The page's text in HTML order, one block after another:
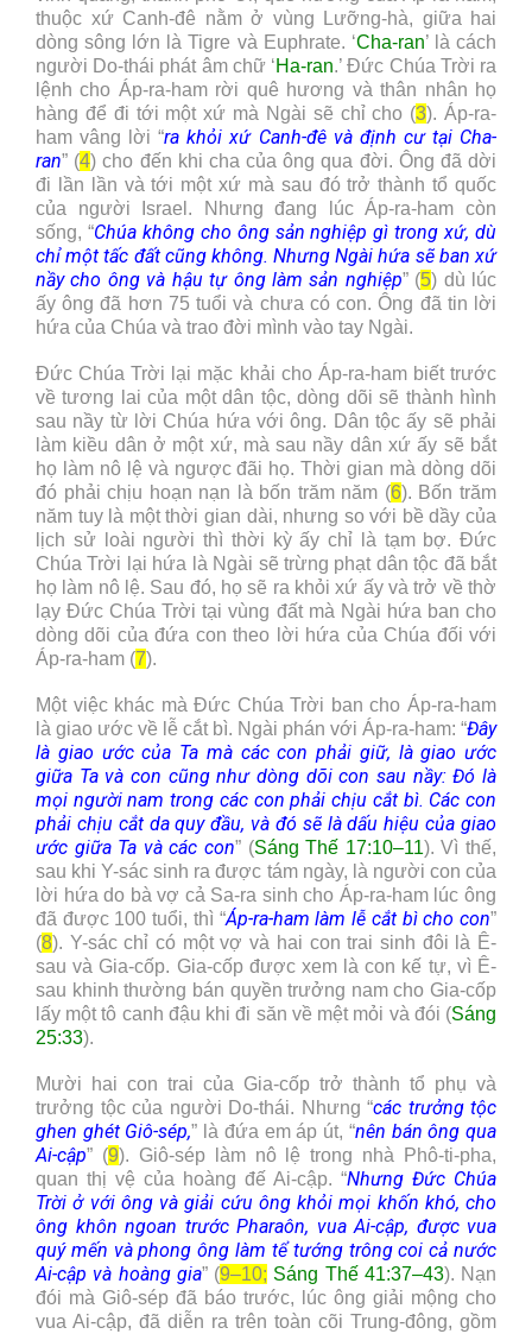
thuộc xứ Canh-đê nằm ở vùng Lưỡng-hà, giữa hai
dòng sông lớn là Tigre và Euphrate. ‘Cha-ran’ là cách
người Do-thái phát âm chữ ‘Ha-ran.’ Đức Chúa Trời ra
lệnh cho Áp-ra-ham rời quê hương và thân nhân họ
hàng để đi tới một xứ mà Ngài sẽ chỉ cho (3). Áp-ra-
ham vâng lời “ra khỏi xứ Canh-đê và định cư tại Cha-
ran” (4) cho đến khi cha của ông qua đời. Ông đã dời
đi lần lần và tới một xứ mà sau đó trở thành tổ quốc
của người Israel. Nhưng đang lúc Áp-ra-ham còn
sống, “Chúa không cho ông sản nghiệp gì trong xứ, dù
chỉ một tấc đất cũng không. Nhưng Ngài hứa sẽ ban xứ
nầy cho ông và hậu tự ông làm sản nghiệp” (5) dù lúc
ấy ông đã hơn 75 tuổi và chưa có con. Ông đã tin lời
hứa của Chúa và trao đời mình vào tay Ngài.
Đức Chúa Trời lại mặc khải cho Áp-ra-ham biết trước
về tương lai của một dân tộc, dòng dõi sẽ thành hình
sau nầy từ lời Chúa hứa với ông. Dân tộc ấy sẽ phải
làm kiều dân ở một xứ, mà sau nầy dân xứ ấy sẽ bắt
họ làm nô lệ và ngược đãi họ. Thời gian mà dòng dõi
đó phải chịu hoạn nạn là bốn trăm năm (6). Bốn trăm
năm tuy là một thời gian dài, nhưng so với bề dầy của
lịch sử loài người thì thời kỳ ấy chỉ là tạm bợ. Đức
Chúa Trời lại hứa là Ngài sẽ trừng phạt dân tộc đã bắt
họ làm nô lệ. Sau đó, họ sẽ ra khỏi xứ ấy và trở về thờ
lạy Đức Chúa Trời tại vùng đất mà Ngài hứa ban cho
dòng dõi của đứa con theo lời hứa của Chúa đối với
Áp-ra-ham (7).
Một việc khác mà Đức Chúa Trời ban cho Áp-ra-ham
là giao ước về lễ cắt bì. Ngài phán với Áp-ra-ham: “Đây
là giao ước của Ta mà các con phải giữ, là giao ước
giữa Ta và con cũng như dòng dõi con sau nầy: Đó là
mọi người nam trong các con phải chịu cắt bì. Các con
phải chịu cắt da quy đầu, và đó sẽ là dấu hiệu của giao
ước giữa Ta và các con” (Sáng Thế 17:10–11). Vì thế,
sau khi Y-sác sinh ra được tám ngày, là người con của
lời hứa do bà vợ cả Sa-ra sinh cho Áp-ra-ham lúc ông
đã được 100 tuổi, thì “Áp-ra-ham làm lễ cắt bì cho con”
(8). Y-sác chỉ có một vợ và hai con trai sinh đôi là Ê-
sau và Gia-cốp. Gia-cốp được xem là con kế tự, vì Ê-
sau khinh thường bán quyền trưởng nam cho Gia-cốp
lấy một tô canh đậu khi đi săn về mệt mỏi và đói (Sáng
25:33).
Mười hai con trai của Gia-cốp trở thành tổ phụ và
trưởng tộc của người Do-thái. Nhưng “các trưởng tộc
ghen ghét Giô-sép,” là đứa em áp út, “nên bán ông qua
Ai-cập” (9). Giô-sép làm nô lệ trong nhà Phô-ti-pha,
quan thị vệ của hoàng đế Ai-cập. “Nhưng Đức Chúa
Trời ở với ông và giải cứu ông khỏi mọi khốn khó, cho
ông khôn ngoan trước Pharaôn, vua Ai-cập, được vua
quý mến và phong ông làm tể tướng trông coi cả nước
Ai-cập và hoàng gia” (9–10; Sáng Thế 41:37–43). Nạn
đói mà Giô-sép đã báo trước, lúc ông giải mộng cho
vua Ai-cập, đã diễn ra trên toàn cõi Trung-đông, gồm